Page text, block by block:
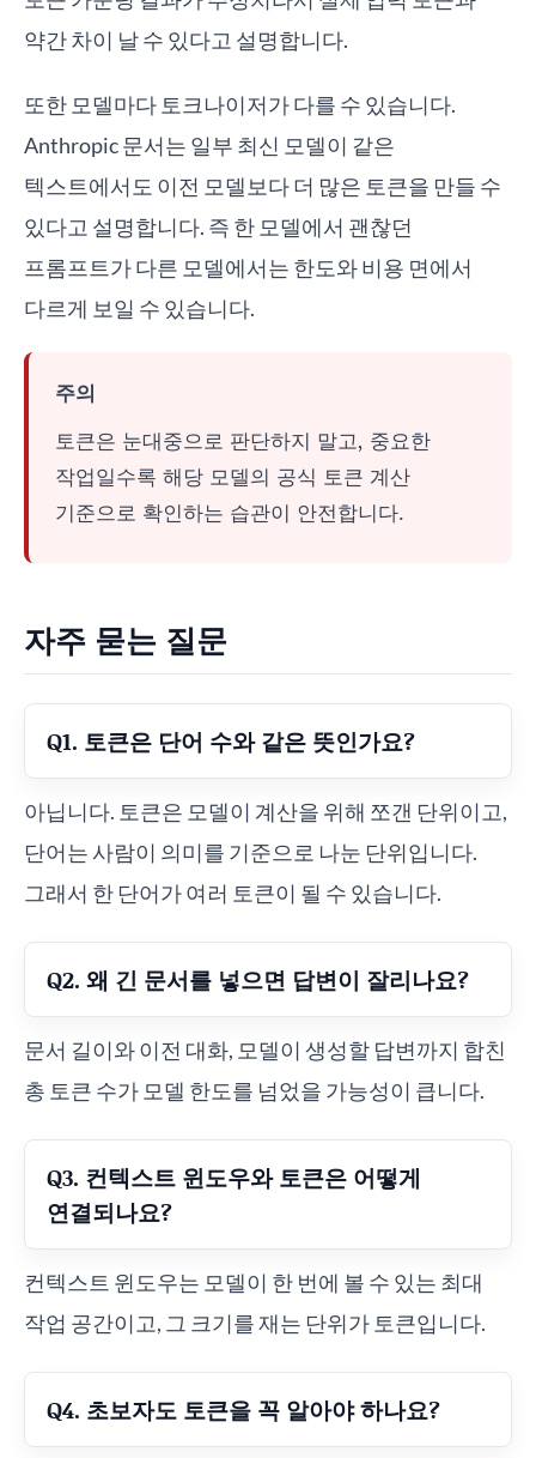
약간 차이 날 수 있다고 설명합니다.
또한 모델마다 토크나이저가 다를 수 있습니다.
Anthropic 문서는 일부 최신 모델이 같은
텍스트에서도 이전 모델보다 더 많은 토큰을 만들 수
있다고 설명합니다. 즉 한 모델에서 괜찮던
프롬프트가 다른 모델에서는 한도와 비용 면에서
다르게 보일 수 있습니다.
주의
토큰은 눈대중으로 판단하지 말고, 중요한
작업일수록 해당 모델의 공식 토큰 계산
기준으로 확인하는 습관이 안전합니다.
자주 묻는 질문
Q1. 토큰은 단어 수와 같은 뜻인가요?
아닙니다. 토큰은 모델이 계산을 위해 쪼갠 단위이고,
단어는 사람이 의미를 기준으로 나눈 단위입니다.
그래서 한 단어가 여러 토큰이 될 수 있습니다.
Q2. 왜 긴 문서를 넣으면 답변이 잘리나요?
문서 길이와 이전 대화, 모델이 생성할 답변까지 합친
총 토큰 수가 모델 한도를 넘었을 가능성이 큽니다.
Q3. 컨텍스트 윈도우와 토큰은 어떻게
연결되나요?
컨텍스트 윈도우는 모델이 한 번에 볼 수 있는 최대
작업 공간이고, 그 크기를 재는 단위가 토큰입니다.
Q4. 초보자도 토큰을 꼭 알아야 하나요?